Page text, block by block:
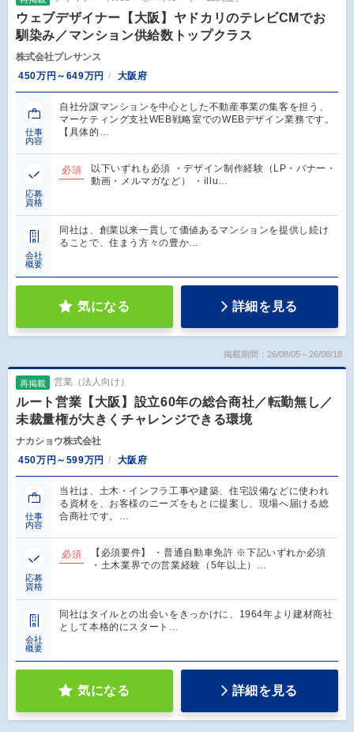
ウェブデザイナー【大阪】ヤドカリのテレビCMでお
馴染み／マンション供給数トップクラス
株式会社プレサンス
450万円～649万円
大阪府
仕事
内容
自社分譲マンションを中心とした不動産事業の集客を担う、
マーケティング支社WEB戦略室でのWEBデザイン業務です。
【具体的…
応募
資格
必須
以下いずれも必須 ・デザイン制作経験（LP・バナー・
動画・メルマガなど） ・illu…
会社
概要
同社は、創業以来一貫して価値あるマンションを提供し続け
ることで、住まう方々の豊か…
気になる 詳細を見る
掲載期間：26/08/05～26/08/18
再掲載 営業（法人向け）
ルート営業【大阪】設立60年の総合商社／転勤無し／
未裁量権が大きくチャレンジできる環境
ナカショウ株式会社
450万円～599万円
大阪府
仕事
内容
当社は、土木・インフラ工事や建築、住宅設備などに使われ
る資材を、お客様のニーズをもとに提案し、現場へ届ける総
合商社です。…
応募
資格
必須
【必須要件】 ・普通自動車免許 ※下記いずれか必須
・土木業界での営業経験（5年以上）…
会社
概要
同社はタイルとの出会いをきっかけに、1964年より建材商社
として本格的にスタート…
気になる 詳細を見る